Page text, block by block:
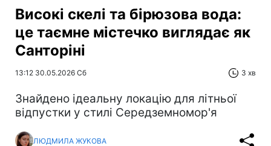
Високі скелі та бірюзова вода:
це таємне містечко виглядає як
Санторіні
13:12 30.05.2026 Сб 3 хв
Знайдено ідеальну локацію для літньої
відпустки у стилі Середземномор'я
ЛЮДМИЛА ЖУКОВА